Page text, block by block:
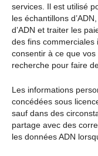
services. Il est utilisé
les échantillons
d’ADN et traiter les
des fins commerciales
consentir à ce que
recherche pour faire
Les informations
concédées sous
sauf dans des
partage avec des
les données ADN